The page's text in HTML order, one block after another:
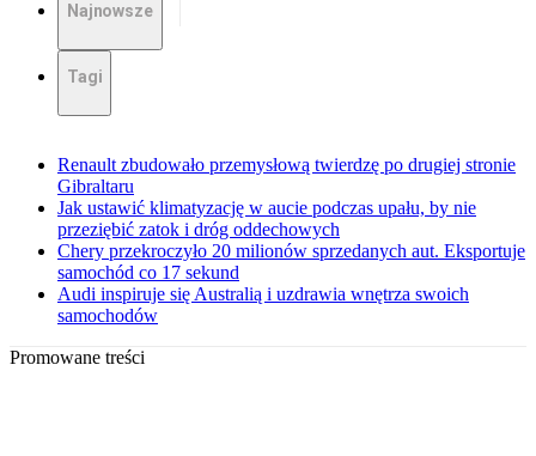
Najnowsze
Tagi
Renault zbudowało przemysłową twierdzę po drugiej stronie
Gibraltaru
Jak ustawić klimatyzację w aucie podczas upału, by nie
przeziębić zatok i dróg oddechowych
Chery przekroczyło 20 milionów sprzedanych aut. Eksportuje
samochód co 17 sekund
Audi inspiruje się Australią i uzdrawia wnętrza swoich
samochodów
Promowane treści